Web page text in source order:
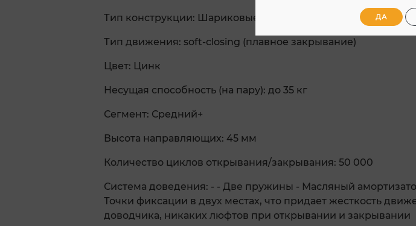
Тип конструкции: Шариковые телескопические
Тип движения: soft-closing (плавное закрывание)
Цвет: Цинк
Несущая способность (на пару): до 35 кг
Сегмент: Средний+
Высота направляющих: 45 мм
Количество циклов открывания/закрывания: 50 000
Система доведения: - - Две пружины - Масляный
Точки фиксации в двух местах, что придает жесткость
доводчика, никаких люфтов при открывании и закрывании
ДА